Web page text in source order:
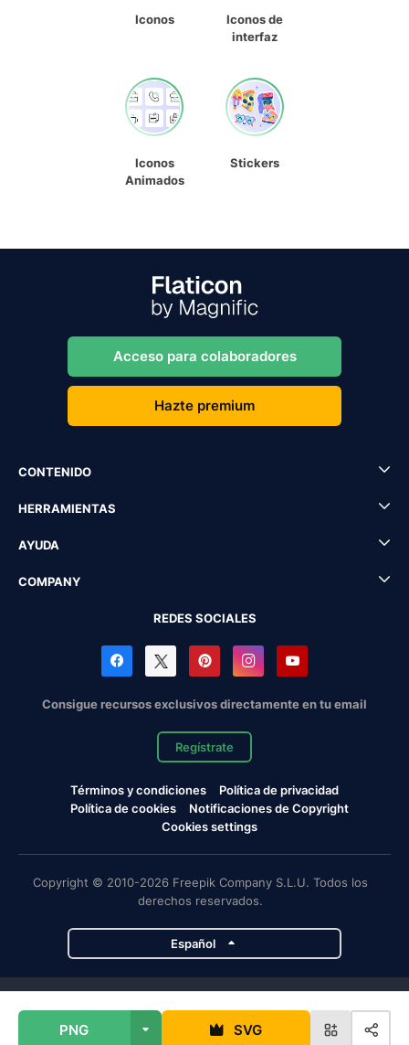
PNG SVG
Iconos
Iconos de
interfaz
Iconos
Animados
Stickers
Acceso para colaboradores
Hazte premium
CONTENIDO
HERRAMIENTAS
AYUDA
COMPANY
REDES SOCIALES
Consigue recursos exclusivos directamente en tu email
Regístrate
Términos y condiciones
Política de privacidad
Política de cookies
Notificaciones de Copyright
Cookies settings
Copyright © 2010-2026 Freepik Company S.L.U. Todos los
derechos reservados.
Español